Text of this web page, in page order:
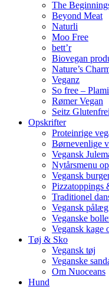
The
Beyond Meat
Naturli
Moo Free
bett’r
Biovegan
Nature’s
Veganz
So free –
Rømer Vegan
Seitz
Opskrifter
Proteinrige
Børnevenlige
Vegansk
Nytårsmenu
Vegansk
Pizzatoppings
Traditionel
Vegansk
Veganske
Vegansk kage
Tøj & Sko
Vegansk tøj
Veganske
Om Nuoceans
Hund